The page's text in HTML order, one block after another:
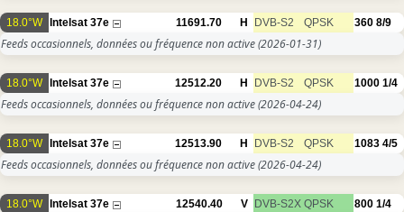
18.0°W Intelsat 37e 11691.70 H DVB-S2 QPSK 360 8/9
Feeds occasionnels, données ou fréquence non active(2026-01-31)
18.0°W Intelsat 37e 12512.20 H DVB-S2 QPSK 1000 1/4
Feeds occasionnels, données ou fréquence non active(2026-04-24)
18.0°W Intelsat 37e 12513.90 H DVB-S2 QPSK 1083 4/5
Feeds occasionnels, données ou fréquence non active(2026-04-24)
18.0°W Intelsat 37e 12540.40 V DVB-S2X QPSK 800 1/4